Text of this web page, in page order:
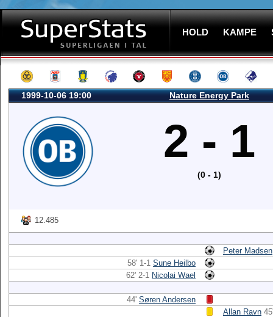
HOLD KAMPE
1999-10-06 19:00 Nature Energy Park
2 - 1
(0 - 1)
12.485
Peter Madsen
58' 1-1 Sune Heilbo
62' 2-1 Nicolai Wael
44' Søren Andersen
Allan Ravn 45'